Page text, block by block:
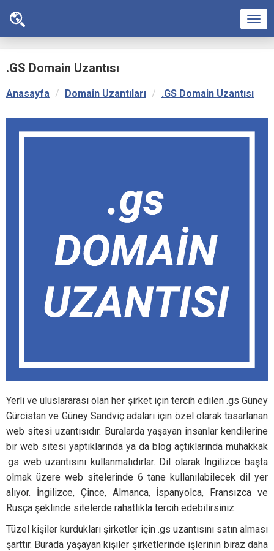
.GS Domain Uzantısı
Anasayfa Domain Uzantıları .GS Domain Uzantısı
Yerli ve uluslararası olan her şirket için tercih edilen .gs Güney
Gürcistan ve Güney Sandviç adaları için özel olarak tasarlanan
web sitesi uzantısıdır. Buralarda yaşayan insanlar kendilerine
bir web sitesi yaptıklarında ya da blog açtıklarında muhakkak
.gs web uzantısını kullanmalıdırlar. Dil olarak İngilizce başta
olmak üzere web sitelerinde 6 tane kullanılabilecek dil yer
alıyor. İngilizce, Çince, Almanca, İspanyolca, Fransızca ve
Rusça şeklinde sitelerde rahatlıkla tercih edebilirsiniz.
Tüzel kişiler kurdukları şirketler için .gs uzantısını satın alması
şarttır. Burada yaşayan kişiler şirketlerinde işlerinin biraz daha